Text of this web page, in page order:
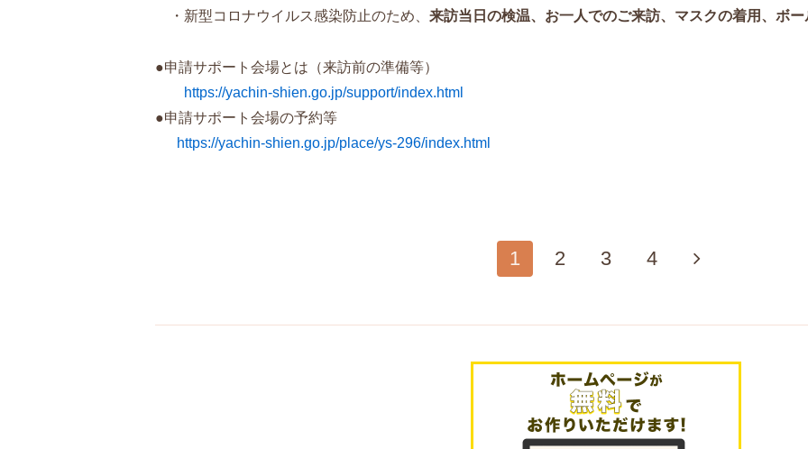
・新型コロナウイルス感染防止のため、 来訪当日の検温、お一人でのご来訪、マスクの着用、ボ
●申請サポート会場とは（来訪前の準備等）
https://yachin-shien.go.jp/support/index.html
●申請サポート会場の予約等
https://yachin-shien.go.jp/place/ys-296/index.html
1 2 3 4